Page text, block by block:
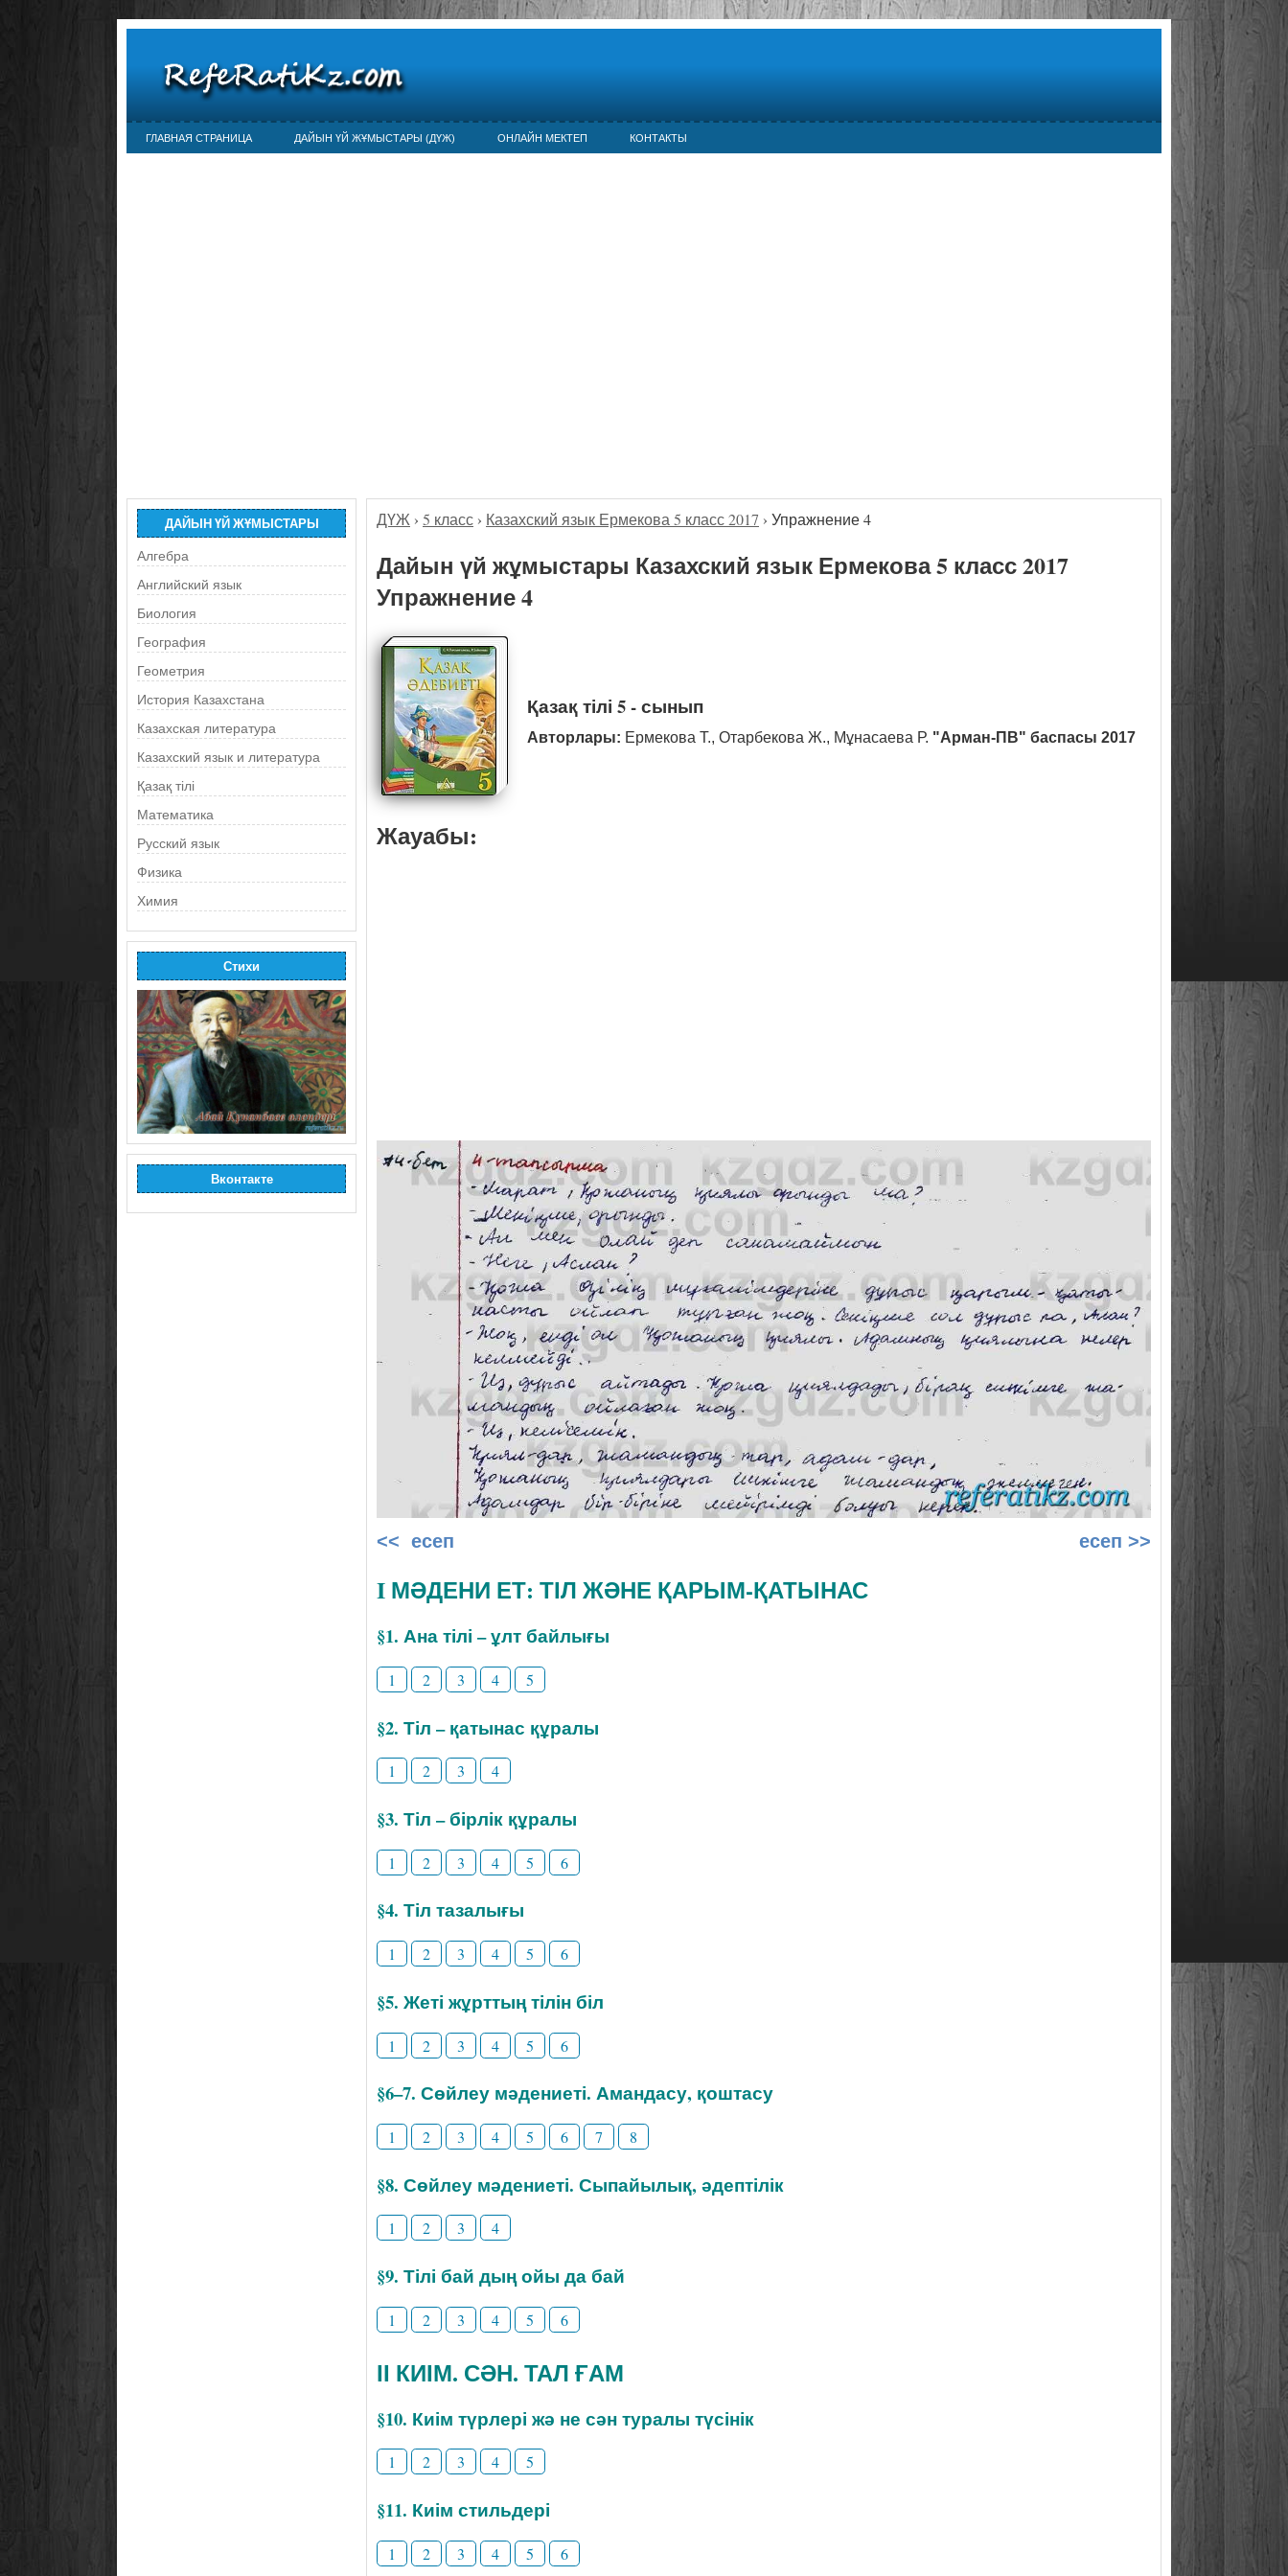
ГЛАВНАЯ СТРАНИЦА ДАЙЫН ҮЙ ЖҰМЫСТАРЫ (ДҮЖ) ОНЛАЙН МЕКТЕП КОНТАКТЫ
ДАЙЫН ҮЙ ЖҰМЫСТАРЫ
Алгебра
Английский язык
Биология
География
Геометрия
История Казахстана
Казахская литература
Казахский язык и литература
Қазақ тілі
Математика
Русский язык
Физика
Химия
Стихи
Вконтакте
ДҮЖ › 5 класс › Казахский язык Ермекова 5 класс 2017 › Упражнение 4
Дайын үй жұмыстары Казахский язык Ермекова 5 класс 2017
Упражнение 4
Қазақ тілі 5 - сынып
Авторлары: Ермекова Т., Отарбекова Ж., Мұнасаева Р. "Арман-ПВ" баспасы 2017
Жауабы:
<< есеп есеп >>
I МӘДЕНИ ЕТ: ТІЛ ЖӘНЕ ҚАРЫМ-ҚАТЫНАС
§1. Ана тілі – ұлт байлығы
1 2 3 4 5
§2. Тіл – қатынас құралы
1 2 3 4
§3. Тіл – бірлік құралы
1 2 3 4 5 6
§4. Тіл тазалығы
1 2 3 4 5 6
§5. Жеті жұрттың тілін біл
1 2 3 4 5 6
§6–7. Сөйлеу мәдениеті. Амандасу, қоштасу
1 2 3 4 5 6 7 8
§8. Сөйлеу мәдениеті. Сыпайылық, әдептілік
1 2 3 4
§9. Тілі бай дың ойы да бай
1 2 3 4 5 6
ІІ КИІМ. СӘН. ТАЛ ҒАМ
§10. Киім түрлері жә не сән туралы түсінік
1 2 3 4 5
§11. Киім стильдері
1 2 3 4 5 6